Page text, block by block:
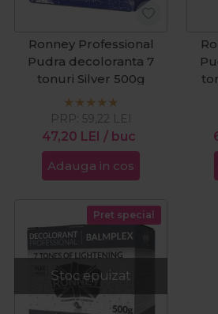
Ronney Professional
Pudra decoloranta 7
tonuri Silver 500g
47,20 LEI / buc
PRP: 59,22 LEI
Adauga in cos
Stoc epuizat
Pret special